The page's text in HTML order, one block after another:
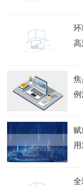
环
高
焦
例